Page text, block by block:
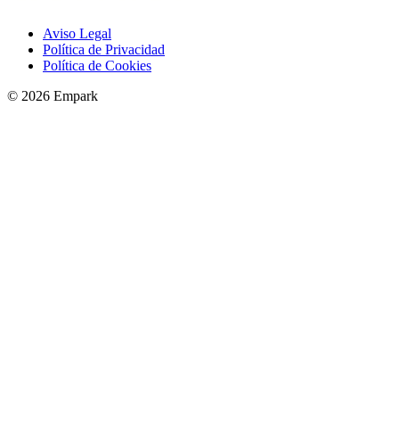
Aviso Legal
Política de Privacidad
Política de Cookies
© 2026 Empark